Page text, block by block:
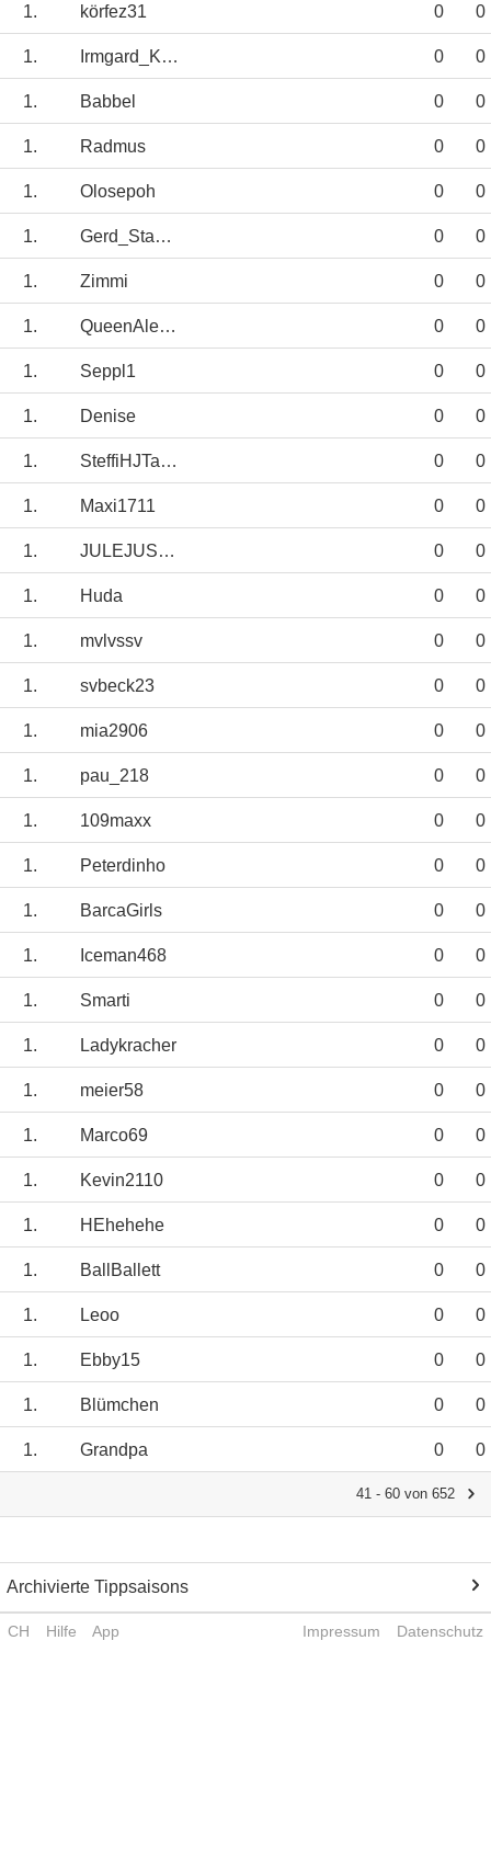
1. körfez31 0 0
1. Irmgard_KEUN 0 0
1. Babbel 0 0
1. Radmus 0 0
1. Olosepoh 0 0
1. Gerd_Staab2.0 0 0
1. Zimmi 0 0
1. QueenAlexia 0 0
1. Seppl1 0 0
1. Denise 0 0
1. SteffiHJTausZ 0 0
1. Maxi1711 0 0
1. JULEJUSTUS 0 0
1. Huda 0 0
1. mvlvssv 0 0
1. svbeck23 0 0
1. mia2906 0 0
1. pau_218 0 0
1. 109maxx 0 0
1. Peterdinho 0 0
1. BarcaGirls 0 0
1. Iceman468 0 0
1. Smarti 0 0
1. Ladykracher 0 0
1. meier58 0 0
1. Marco69 0 0
1. Kevin2110 0 0
1. HEhehehe 0 0
1. BallBallett 0 0
1. Leoo 0 0
1. Ebby15 0 0
1. Blümchen 0 0
1. Grandpa 0 0
41 - 60 von 652
Archivierte Tippsaisons
CH Hilfe App Impressum Datenschutz